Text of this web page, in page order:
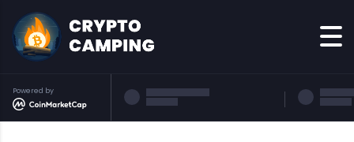
Powered by